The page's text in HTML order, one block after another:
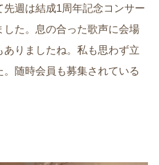
週は結成1周年記念コンサー
した。息の合った歌声に会場
りましたね。私も思わず立
随時会員も募集されている